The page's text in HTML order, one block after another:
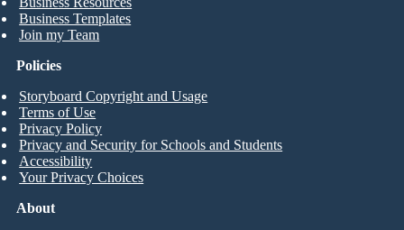
Business Templates
Join my Team
About
Policies
Storyboard Copyright and Usage
Terms of Use
Privacy Policy
Privacy and Security for Schools and Students
Accessibility
Your Privacy Choices